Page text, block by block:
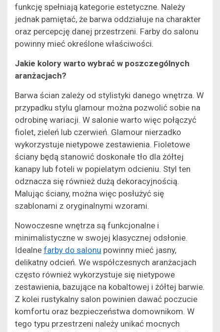
funkcję spełniają kategorie estetyczne. Należy
jednak pamiętać, że barwa oddziałuje na charakter
oraz percepcję danej przestrzeni. Farby do salonu
powinny mieć określone właściwości.
Jakie kolory warto wybrać w poszczególnych
aranżacjach?
Barwa ścian zależy od stylistyki danego wnętrza. W
przypadku stylu glamour można pozwolić sobie na
odrobinę wariacji. W salonie warto więc połączyć
fiolet, zieleń lub czerwień. Glamour nierzadko
wykorzystuje nietypowe zestawienia. Fioletowe
ściany będą stanowić doskonałe tło dla żółtej
kanapy lub foteli w popielatym odcieniu. Styl ten
odznacza się również dużą dekoracyjnością.
Malując ściany, można więc posłużyć się
szablonami z oryginalnymi wzorami.
Nowoczesne wnętrza są funkcjonalne i
minimalistyczne w swojej klasycznej odsłonie.
Idealne farby do salonu powinny mieć jasny,
delikatny odcień. We współczesnych aranżacjach
często również wykorzystuje się nietypowe
zestawienia, bazujące na kobaltowej i żółtej barwie.
Z kolei rustykalny salon powinien dawać poczucie
komfortu oraz bezpieczeństwa domownikom. W
tego typu przestrzeni należy unikać mocnych